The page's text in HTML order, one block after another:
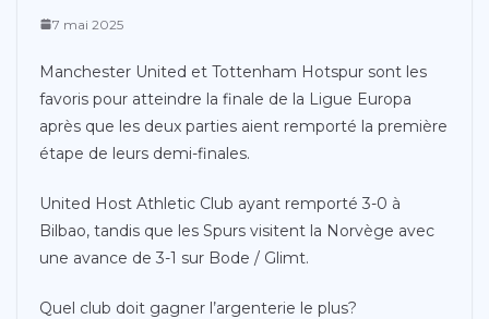
7 mai 2025
Manchester United et Tottenham Hotspur sont les
favoris pour atteindre la finale de la Ligue Europa
après que les deux parties aient remporté la première
étape de leurs demi-finales.
United Host Athletic Club ayant remporté 3-0 à
Bilbao, tandis que les Spurs visitent la Norvège avec
une avance de 3-1 sur Bode / Glimt.
Quel club doit gagner l’argenterie le plus?